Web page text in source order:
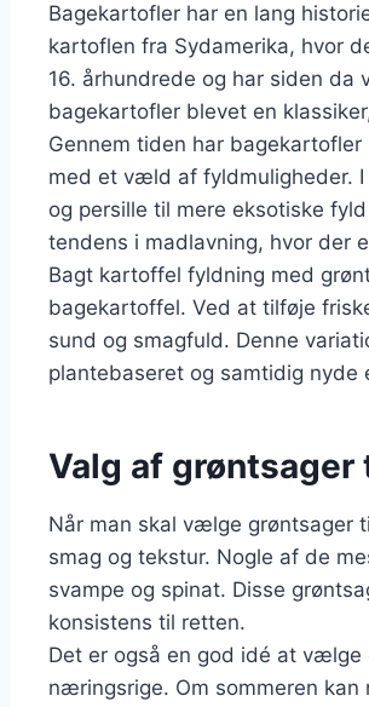
Bagekartofler har en lang
kartoflen fra Sydamerika, hvor
16. århundrede og har siden
bagekartofler blevet en
Gennem tiden har
med et væld af fyldmuligheder.
og persille til mere eksotiske
tendens i madlavning, hvor der
Bagt kartoffel fyldning med
bagekartoffel. Ved at tilføje
sund og smagfuld. Denne
plantebaseret og samtidig
Valg af
Når man skal vælge grøntsager
smag og tekstur. Nogle af de
svampe og spinat. Disse
konsistens til retten.
Det er også en god idé at
næringsrige. Om sommeren